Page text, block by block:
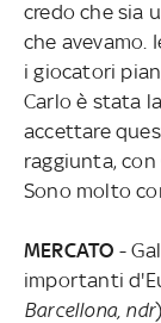
credo che sia
che avevamo.
i giocatori
Carlo è stata
accettare
raggiunta, con
Sono molto
MERCATO -
importanti
Barcellona, ndr